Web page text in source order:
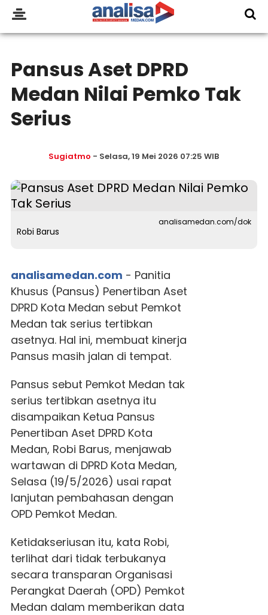
Pansus Aset DPRD
Medan Nilai Pemko Tak
Serius
Sugiatmo - Selasa, 19 Mei 2026 07:25 WIB
analisamedan.com/dok
Robi Barus
analisamedan.com - Panitia
Khusus (Pansus) Penertiban Aset
DPRD Kota Medan sebut Pemkot
Medan tak serius tertibkan
asetnya. Hal ini, membuat kinerja
Pansus masih jalan di tempat.
Pansus sebut Pemkot Medan tak
serius tertibkan asetnya itu
disampaikan Ketua Pansus
Penertiban Aset DPRD Kota
Medan, Robi Barus, menjawab
wartawan di DPRD Kota Medan,
Selasa (19/5/2026) usai rapat
lanjutan pembahasan dengan
OPD Pemkot Medan.
Ketidakseriusan itu, kata Robi,
terlihat dari tidak terbukanya
secara transparan Organisasi
Perangkat Daerah (OPD) Pemkot
Medan dalam memberikan data